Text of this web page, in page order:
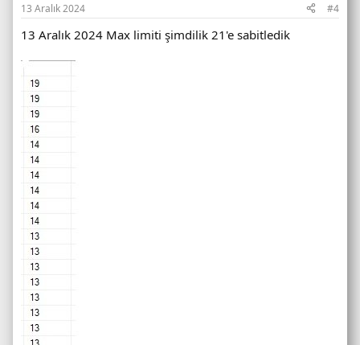
13 Aralık 2024 #4
13 Aralık 2024 Max limiti şimdilik 21'e sabitledik